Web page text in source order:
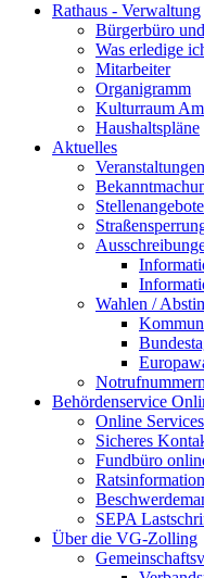
Rathaus - Verwaltung
Bürgerbüro
Was erledige
Mitarbeiter
Organigramm
Kulturraum
Haushaltspläne
Aktuelles
Veranstaltungen
Stellenangebote
Wahlen /
Notrufnummern
Behördenservice
Online Services
Sicheres
Fundbüro
SEPA
Über die VG-Zolling